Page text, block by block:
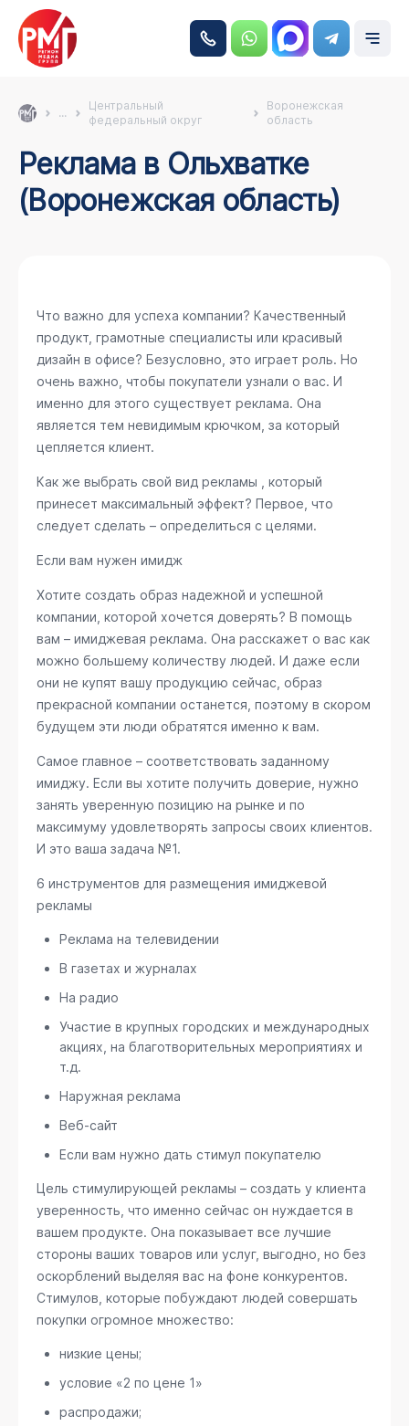
...
Центральный
федеральный округ
Воронежская
область
Реклама в Ольхватке
(Воронежская область)
Что важно для успеха компании? Качественный
продукт, грамотные специалисты или красивый
дизайн в офисе? Безусловно, это играет роль. Но
очень важно, чтобы покупатели узнали о вас. И
именно для этого существует реклама. Она
является тем невидимым крючком, за который
цепляется клиент.
Как же выбрать свой вид рекламы , который
принесет максимальный эффект? Первое, что
следует сделать – определиться с целями.
Если вам нужен имидж
Хотите создать образ надежной и успешной
компании, которой хочется доверять? В помощь
вам – имиджевая реклама. Она расскажет о вас как
можно большему количеству людей. И даже если
они не купят вашу продукцию сейчас, образ
прекрасной компании останется, поэтому в скором
будущем эти люди обратятся именно к вам.
Самое главное – соответствовать заданному
имиджу. Если вы хотите получить доверие, нужно
занять уверенную позицию на рынке и по
максимуму удовлетворять запросы своих клиентов.
И это ваша задача №1.
6 инструментов для размещения имиджевой
рекламы
Реклама на телевидении
В газетах и журналах
На радио
Участие в крупных городских и международных
акциях, на благотворительных мероприятиях и
т.д.
Наружная реклама
Веб-сайт
Если вам нужно дать стимул покупателю
Цель стимулирующей рекламы – создать у клиента
уверенность, что именно сейчас он нуждается в
вашем продукте. Она показывает все лучшие
стороны ваших товаров или услуг, выгодно, но без
оскорблений выделяя вас на фоне конкурентов.
Стимулов, которые побуждают людей совершать
покупки огромное множество:
низкие цены;
условие «2 по цене 1»
распродажи;